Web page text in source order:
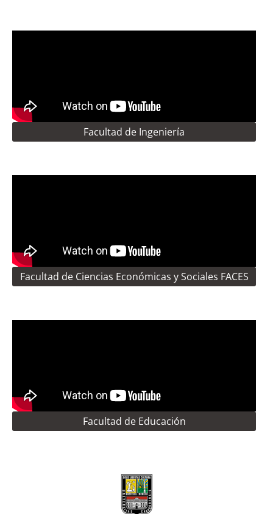
Facultad de Ingeniería
Facultad de Ciencias Económicas y Sociales FACES
Facultad de Educación